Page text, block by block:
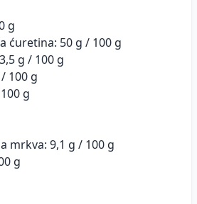
g
ćuretina: 50 g / 100 g
g / 100 g
100 g
g
mrkva: 9,1 g / 100 g
g